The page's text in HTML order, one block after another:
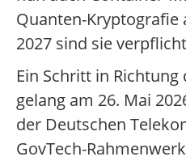
Quanten-Kryptografie
2027 sind sie
Ein Schritt in
gelang am 26. Mai
der Deutschen
GovTech-